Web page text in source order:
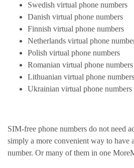
Swedish virtual phone numbers
Danish virtual phone numbers
Finnish virtual phone numbers
Netherlands virtual phone
Polish virtual phone numbers
Romanian virtual phone numbers
Lithuanian virtual phone numbers
Ukrainian virtual phone numbers
SIM-free phone numbers do not need
simply a more convenient way to have
number. Or many of them in one